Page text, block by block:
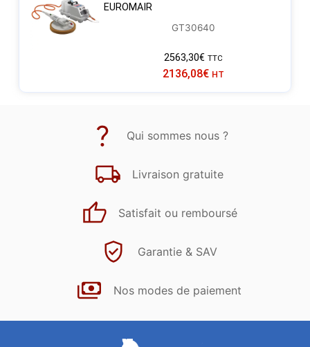
EUROMAIR
GT30640
2563,30€ TTC
2136,08€ HT
Qui sommes nous ?
Livraison gratuite
Satisfait ou remboursé
Garantie & SAV
Nos modes de paiement